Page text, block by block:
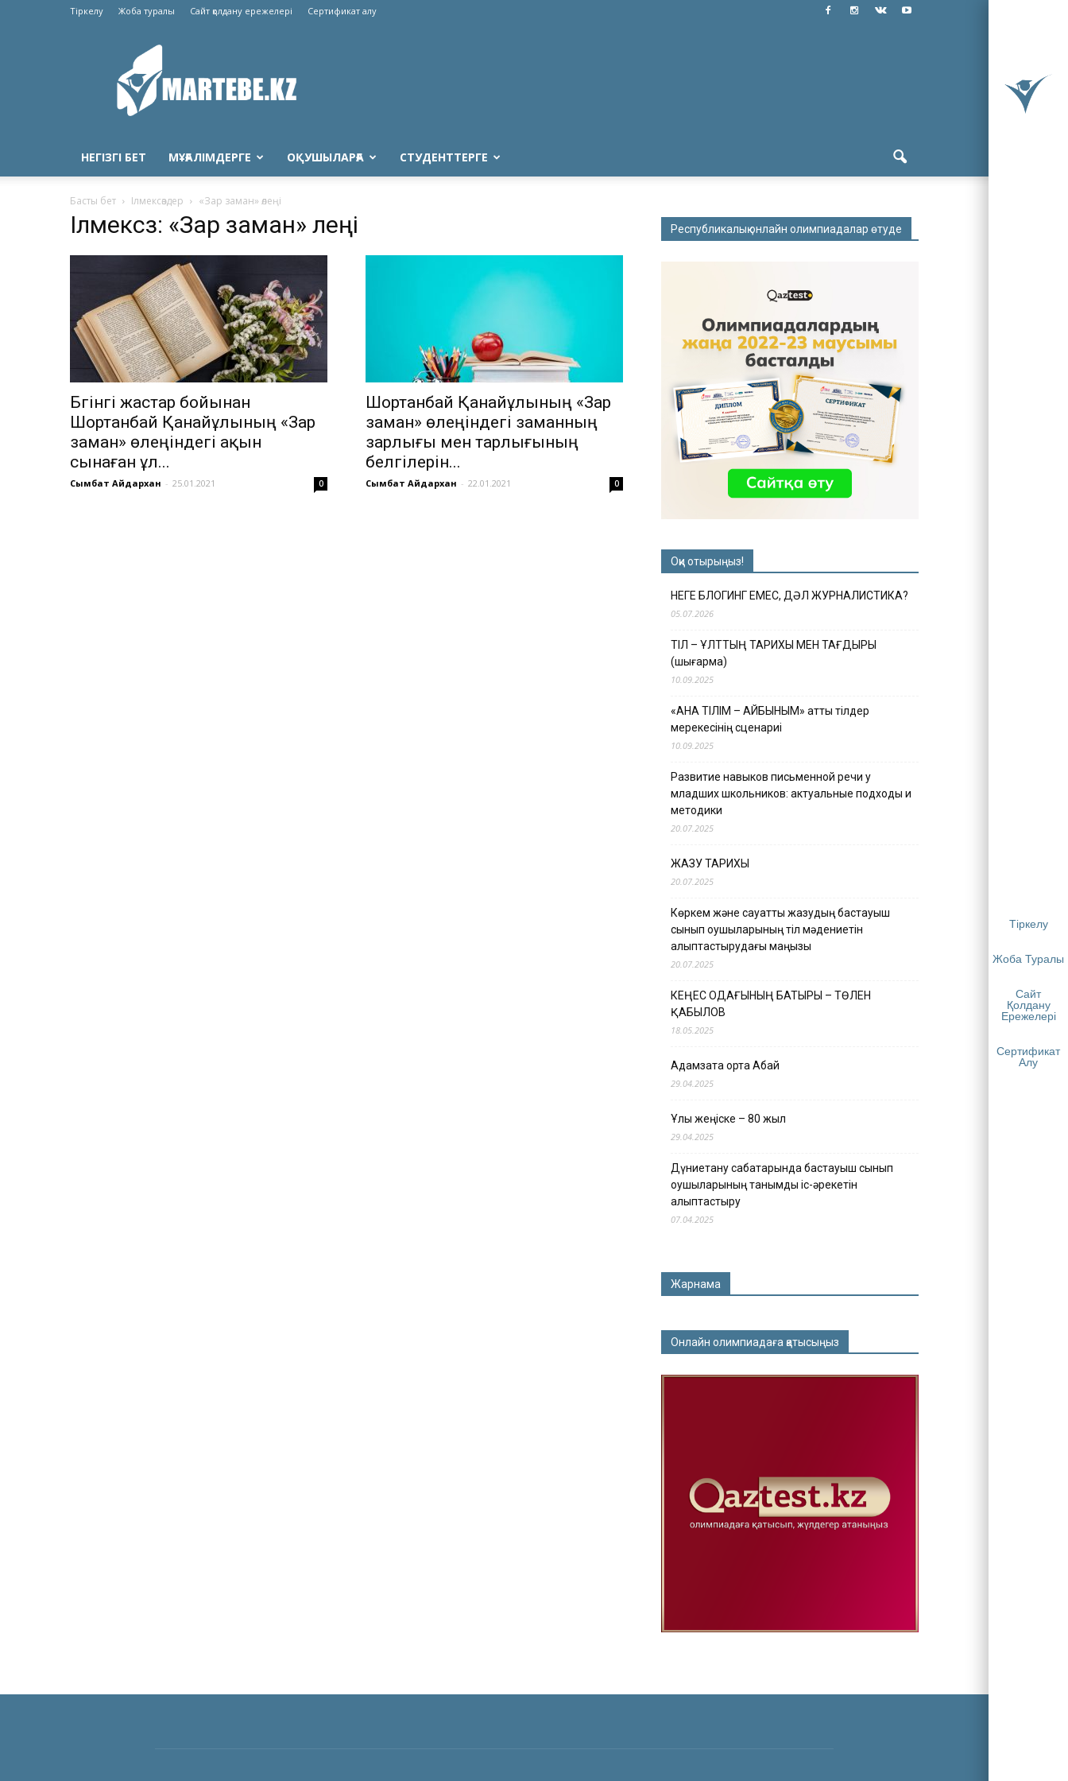
Тіркелу
Жоба Туралы
Сайт
Қолдану
Ережелері
Сертификат
Алу
Тіркелу Жоба туралы Сайт қолдану ережелері Сертификат алу
Martebe.kz
білім
сайты
НЕГІЗГІ БЕТ МҰҒАЛІМДЕРГЕ ОҚУШЫЛАРҒА СТУДЕНТТЕРГЕ
Басты бет Ілмексөздер «Зар заман» өлеңі
Ілмексөз: «Зар заман» өлеңі
Бүгінгі жастар бойынан
Шортанбай Қанайұлының «Зар
заман» өлеңіндегі ақын
сынаған ұл...
Сымбат Айдархан - 25.01.2021 0
Шортанбай Қанайұлының «Зар
заман» өлеңіндегі заманның
зарлығы мен тарлығының
белгілерін...
Сымбат Айдархан - 22.01.2021 0
Республикалық онлайн олимпиадалар өтуде
Оқи отырыңыз!
НЕГЕ БЛОГИНГ ЕМЕС, ДӘЛ ЖУРНАЛИСТИКА?
05.07.2026
ТІЛ – ҰЛТТЫҢ ТАРИХЫ МЕН ТАҒДЫРЫ
(шығарма)
10.09.2025
«АНА ТІЛІМ – АЙБЫНЫМ» атты тілдер
мерекесінің сценариі
10.09.2025
Развитие навыков письменной речи у
младших школьников: актуальные подходы и
методики
20.07.2025
ЖАЗУ ТАРИХЫ
20.07.2025
Көркем және сауатты жазудың бастауыш
сынып оқушыларының тіл мәдениетін
қалыптастырудағы маңызы
20.07.2025
КЕҢЕС ОДАҒЫНЫҢ БАТЫРЫ – ТӨЛЕН
ҚАБЫЛОВ
18.05.2025
Адамзатқа ортақ Абай
29.04.2025
Ұлы жеңіске – 80 жыл
29.04.2025
Дүниетану сабақтарында бастауыш сынып
оқушыларының танымдық іс-әрекетін
қалыптастыру
07.04.2025
Жарнама
Онлайн олимпиадаға қатысыңыз